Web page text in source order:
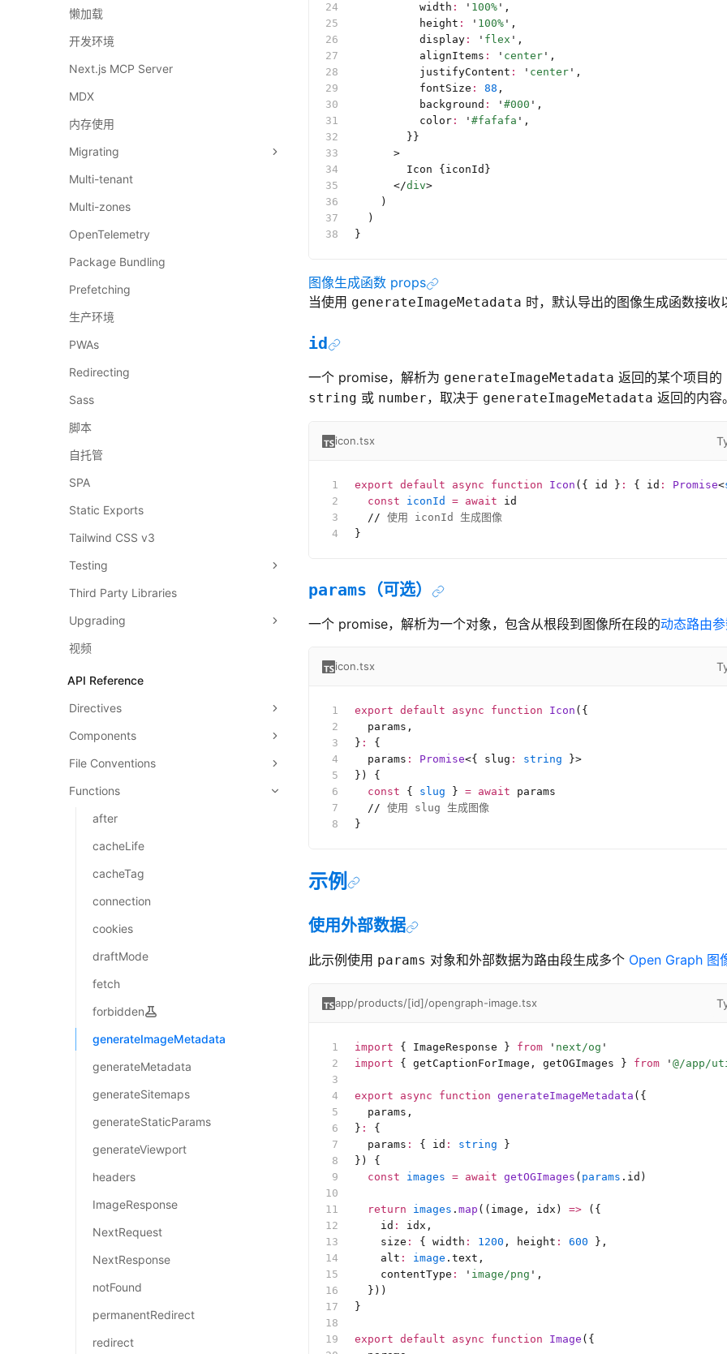
懒加载
开发环境
Next.js MCP Server
MDX
内存使用
Migrating
Multi-tenant
Multi-zones
OpenTelemetry
Package Bundling
Prefetching
生产环境
PWAs
Redirecting
Sass
脚本
自托管
SPA
Static Exports
Tailwind CSS v3
Testing
Third Party Libraries
Upgrading
视频
API Reference
Directives
Components
File Conventions
Functions
after
cacheLife
cacheTag
connection
cookies
draftMode
fetch
forbidden
generateImageMetadata
generateMetadata
generateSitemaps
generateStaticParams
generateViewport
headers
ImageResponse
NextRequest
NextResponse
notFound
permanentRedirect
redirect
          width
: ' 100% ' ,
          height
: ' 100% ' ,
          display
: ' flex ' ,
          alignItems
: ' center ' ,
          justifyContent
: ' center ' ,
          fontSize
: 88 ,
          background
: ' #000 ' ,
          color
: ' #fafafa ' ,
        }}
      >
        Icon {iconId}
      </
div>
    )
  )
}
图像生成函数 props
当使用 generateImageMetadata 时，默认导出的图像生成函数接收
id
一个 promise，解析为 generateImageMetadata 返回的某个项目的
string 或 number，取决于 generateImageMetadata 返回的内容。
icon.tsx
export default async function Icon ({ id } : { id : Promise<
  const
iconId = await id
  //
使用 iconId 生成图像
}
params （可选）
一个 promise，解析为一个对象，包含从根段到图像所在段的动态路由
icon.tsx
export default async function Icon ({
  params,
} :
{
  params
: Promise<{ slug : string }>
}) {
  const
{ slug } = await params
  //
使用 slug 生成图像
}
示例
使用外部数据
此示例使用 params 对象和外部数据为路由段生成多个 Open Graph 图
app/products/[id]/opengraph-image.tsx
import { ImageResponse } from ' next/og '
import { getCaptionForImage, getOGImages } from ' @/app/
export async function generateImageMetadata ({
  params,
} :
{
  params
: { id : string }
}) {
  const
images = await getOGImages ( params .id)
  return
images . map ((image, idx) => ({
    id
:
idx,
    size
: { width : 1200 , height : 600 },
    alt
: image .text,
    contentType
: ' image/png ' ,
  }))
}
export default async function Image ({